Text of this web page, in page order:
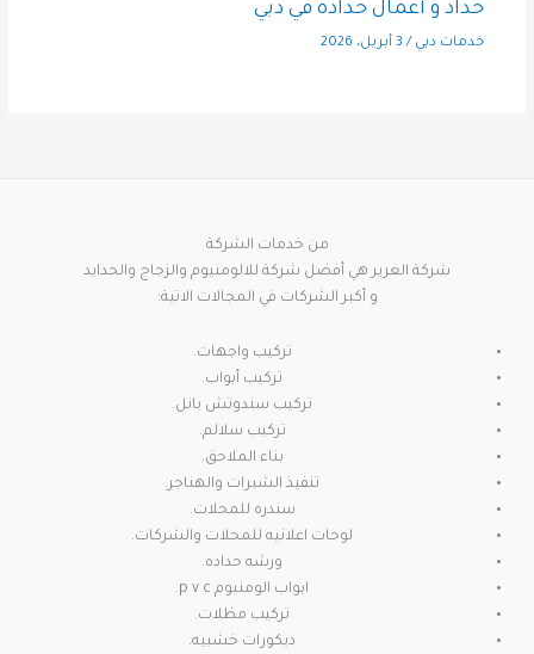
حداد و أعمال حدادة في دبي
خدمات دبي / 3 أبريل، 2026
من خدمات الشركة
شركة الغرير هي أفضل شركة للالومنيوم والزجاج والحدايد
و أكبر الشركات في المجالات الاتية:
تركيب واجهات.
تركيب أبواب.
تركيب سندوتش بانل.
تركيب سلالم.
بناء الملاحق.
تنفيذ الشبرات والهناجر.
سندره للمحلات.
لوحات اعلانيه للمحلات والشركات.
ورشه حداده.
ابواب الومنيوم p v c.
تركيب مظلات.
ديكورات خشبيه.